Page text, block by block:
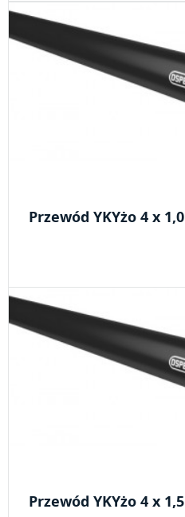
Przewód YKYżo 4 x 1,0
Przewód YKYżo 4 x 1,5